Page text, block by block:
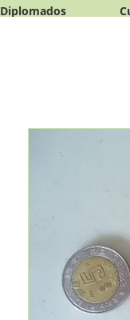
Diplomados